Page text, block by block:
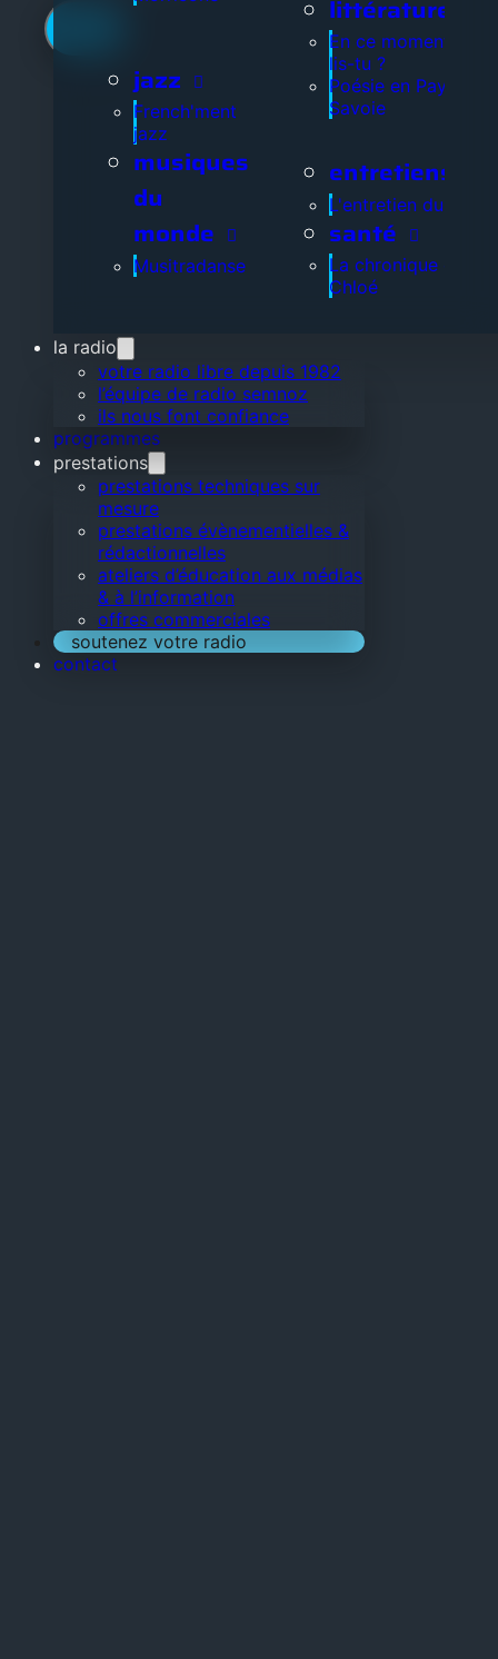
jazz
French'ment
jazz
musiques
du
monde
Musitradanse
littérature
En ce moment, que
lis-tu ?
Poésie en Pays de
Savoie
entretiens
L'entretien du jour
santé
La chronique de
Chloé
la radio
votre radio libre depuis 1982
l’équipe de radio semnoz
ils nous font confiance
programmes
prestations
prestations techniques sur
mesure
prestations évènementielles &
rédactionnelles
ateliers d’éducation aux médias
& à l’information
offres commerciales
soutenez votre radio
contact